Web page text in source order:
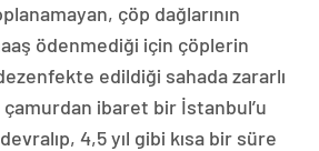
çöp dağlarının
ödenmediği için çöplerin
edildiği sahada zararlı
ibaret bir İstanbul’u
4,5 yıl gibi kısa bir süre